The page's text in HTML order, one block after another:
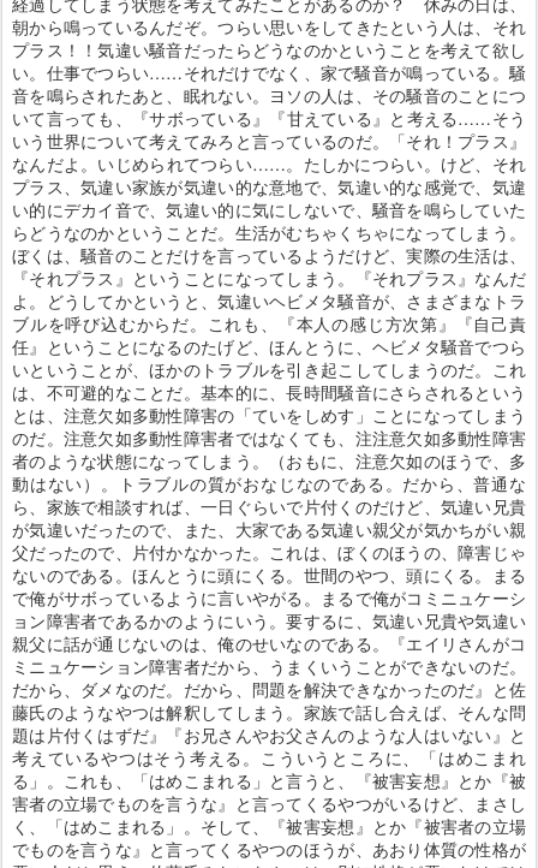
朝から鳴っているんだぞ。つらい思いをしてきたという人は、それ
プラス！！気違い騒音だったらどうなのかということを考えて欲し
い。仕事でつらい……それだけでなく、家で騒音が鳴っている。騒
音を鳴らされたあと、眠れない。ヨソの人は、その騒音のことにつ
いて言っても、『サボっている』『甘えている』と考える……そう
いう世界について考えてみろと言っているのだ。「それ！プラス』
なんだよ。いじめられてつらい……。たしかにつらい。けど、それ
プラス、気違い家族が気違い的な意地で、気違い的な感覚で、気違
い的にデカイ音で、気違い的に気にしないで、騒音を鳴らしていた
らどうなのかということだ。生活がむちゃくちゃになってしまう。
ぼくは、騒音のことだけを言っているようだけど、実際の生活は、
『それプラス』ということになってしまう。『それプラス』なんだ
よ。どうしてかというと、気違いヘビメタ騒音が、さまざまなトラ
ブルを呼び込むからだ。これも、『本人の感じ方次第』『自己責
任』ということになるのたげど、ほんとうに、ヘビメタ騒音でつら
いということが、ほかのトラブルを引き起こしてしまうのだ。これ
は、不可避的なことだ。基本的に、長時間騒音にさらされるという
とは、注意欠如多動性障害の「ていをしめす」ことになってしまう
のだ。注意欠如多動性障害者ではなくても、注注意欠如多動性障害
者のような状態になってしまう。（おもに、注意欠如のほうで、多
動はない）。トラブルの質がおなじなのである。だから、普通な
ら、家族で相談すれば、一日ぐらいで片付くのだけど、気違い兄貴
が気違いだったので、また、大家である気違い親父が気かちがい親
父だったので、片付かなかった。これは、ぼくのほうの、障害じゃ
ないのである。ほんとうに頭にくる。世間のやつ、頭にくる。まる
で俺がサボっているように言いやがる。まるで俺がコミニュケーシ
ョン障害者であるかのようにいう。要するに、気違い兄貴や気違い
親父に話が通じないのは、俺のせいなのである。『エイリさんがコ
ミニュケーション障害者だから、うまくいうことができないのだ。
だから、ダメなのだ。だから、問題を解決できなかったのだ』と佐
藤氏のようなやつは解釈してしまう。家族で話し合えば、そんな問
題は片付くはずだ』『お兄さんやお父さんのような人はいない』と
考えているやつはそう考える。こういうところに、「はめこまれ
る」。これも、「はめこまれる」と言うと、『被害妄想』とか『被
害者の立場でものを言うな』と言ってくるやつがいるけど、まさし
く、「はめこまれる」。そして、『被害妄想』とか『被害者の立場
でものを言うな』と言ってくるやつのほうが、あおり体質の性格が